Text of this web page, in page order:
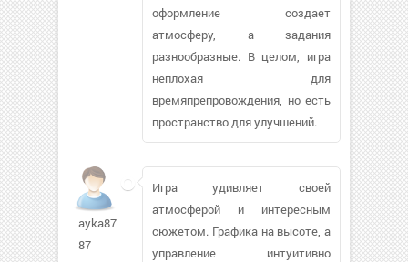
оформление создает
атмосферу, а задания
разнообразные. В целом, игра
неплохая для
времяпрепровождения, но есть
пространство для улучшений.
ayka87-
87
Игра удивляет своей
атмосферой и интересным
сюжетом. Графика на высоте, а
управление интуитивно